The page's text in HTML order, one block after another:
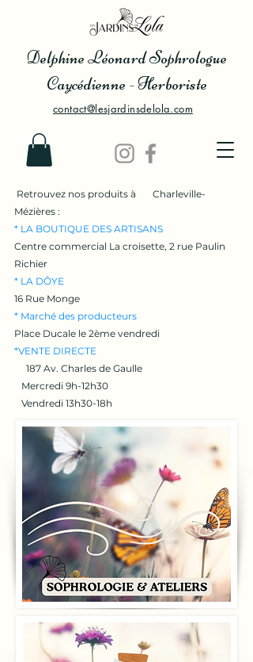
Delphine Léonard Sophrologue
Caycédienne - Herboriste
Retrouvez nos produits à Charleville-
Mézières :
* LA BOUTIQUE DES ARTISANS
Centre commercial La croisette, 2 rue Paulin
Richier
* LA DÔYE
16 Rue Monge
* Marché des producteurs
Place Ducale le 2ème vendredi
*VENTE DIRECTE
187 Av. Charles de Gaulle
Mercredi 9h-12h30
Vendredi 13h30-18h
contact@lesjardinsdelola.com